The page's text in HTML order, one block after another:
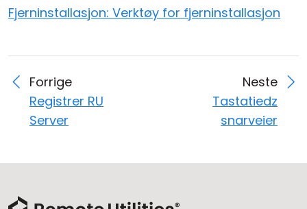
Fjerninstallasjon: Verktøy for fjerninstallasjon
Forrige
Registrer RU
Server
Neste
Tastatiedz
snarveier